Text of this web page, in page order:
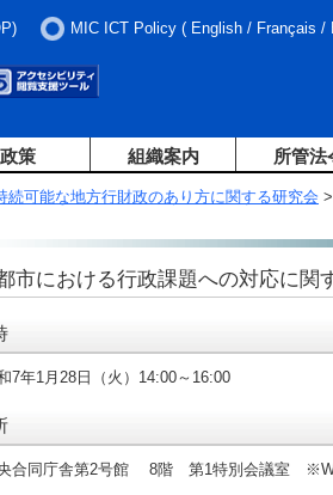
MIC ICT Policy ( English / Français /
政策 組織案内 所管法
続可能な地方行財政のあり方に関する研究会
市における行政課題への対応に関
7年1月28日（火）14:00～16:00
合同庁舎第2号館 8階 第1特別会議室